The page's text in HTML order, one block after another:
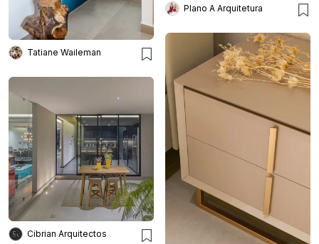
Tatiane Waileman
Plano A Arquitetura
Cibrian Arquitectos